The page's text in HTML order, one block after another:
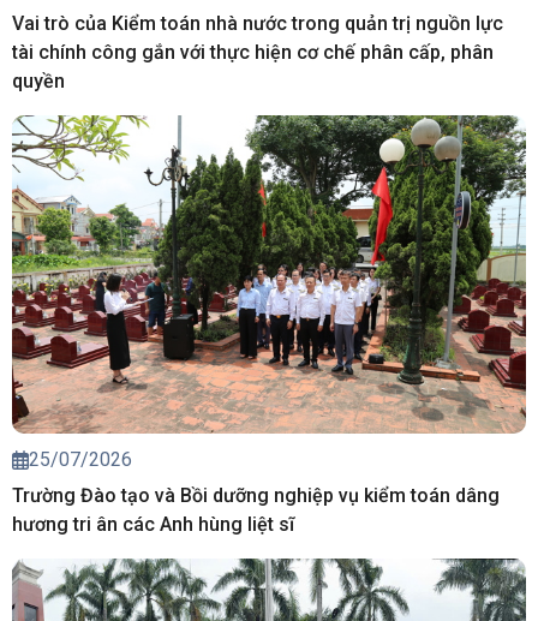
Vai trò của Kiểm toán nhà nước trong quản trị nguồn lực
tài chính công gắn với thực hiện cơ chế phân cấp, phân
quyền
25/07/2026
Trường Đào tạo và Bồi dưỡng nghiệp vụ kiểm toán dâng
hương tri ân các Anh hùng liệt sĩ